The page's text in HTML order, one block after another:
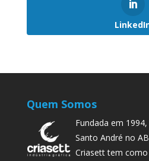
Quem Somos
Fundada em
Santo André no
Criasett tem